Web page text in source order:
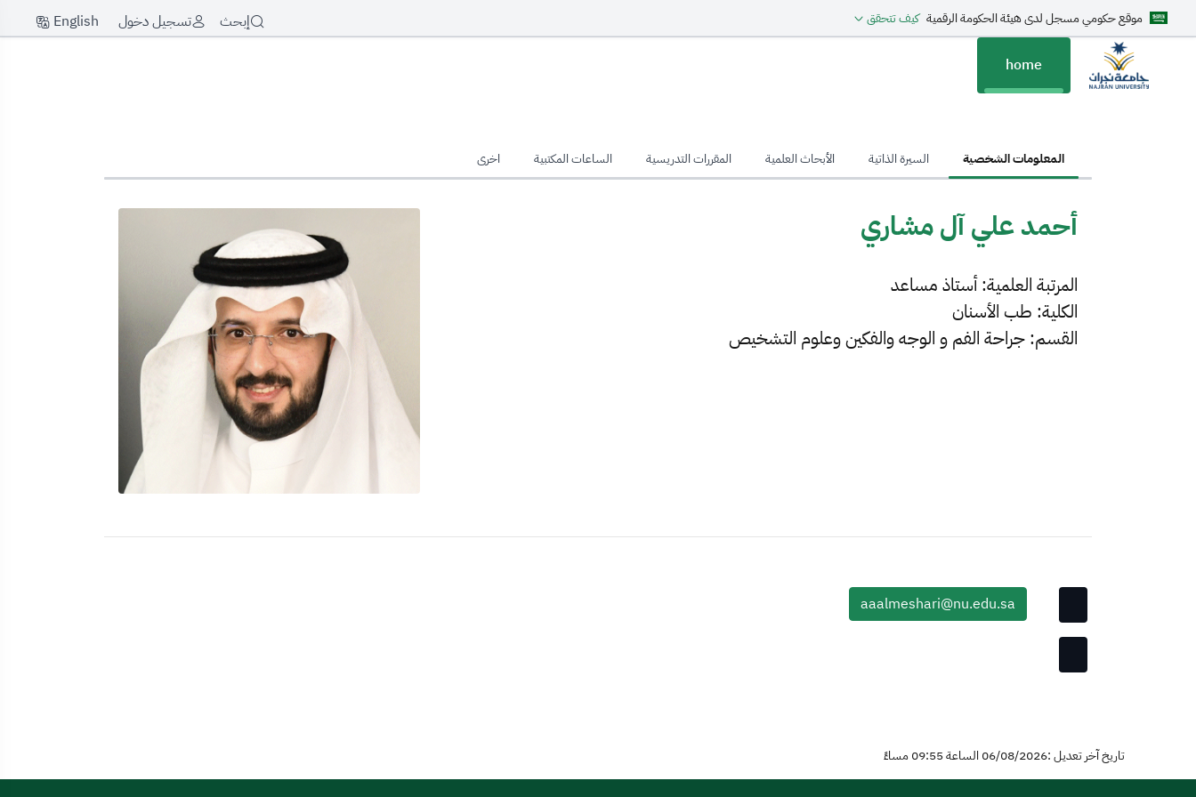
موقع حكومي مسجل لدى هيئة الحكومة الرقمية كيف تتحقق إبحث تسجيل دخول English
home
المعلومات الشخصية السيرة الذاتية الأبحاث العلمية المقررات التدريسية الساعات المكتبية اخرى
أحمد علي آل مشاري
المرتبة العلمية: أستاذ مساعد
الكلية: طب الأسنان
القسم: جراحة الفم و الوجه والفكين وعلوم التشخيص
aaalmeshari@nu.edu.sa
تاريخ آخر تعديل :06/08/2026 الساعة 09:55 مساءً